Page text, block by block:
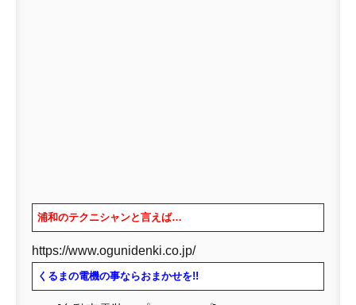
浦和のテクニシャンと言えば…
https://www.ogunidenki.co.jp/
くるまの電機の事ならおまかせを!!